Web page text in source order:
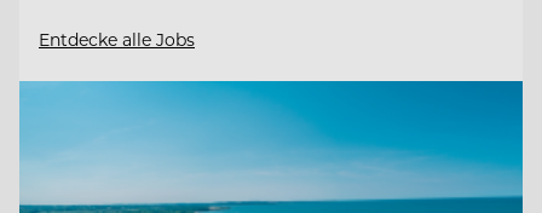
Entdecke alle Jobs